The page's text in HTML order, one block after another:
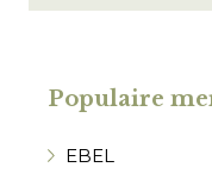
Populaire
EBEL